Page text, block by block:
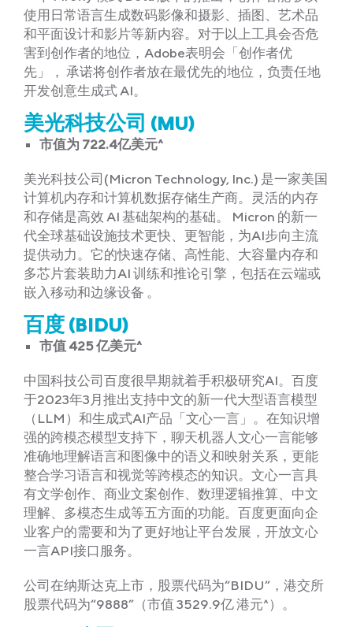
使用日常语言生成数码影像和摄影、插图、艺术品
和平面设计和影片等新内容。对于以上工具会否危
害到创作者的地位，Adobe表明会「创作者优
先」， 承诺将创作者放在最优先的地位，负责任地
开发创意生成式 AI。
美光科技公司 (MU)
市值为 722.4亿美元^
美光科技公司(Micron Technology, Inc.) 是一家美国
计算机内存和计算机数据存储生产商。灵活的内存
和存储是高效 AI 基础架构的基础。 Micron 的新一
代全球基础设施技术更快、更智能，为AI步向主流
提供动力。它的快速存储、高性能、大容量内存和
多芯片套装助力AI 训练和推论引擎，包括在云端或
嵌入移动和边缘设备 。
百度 (BIDU)
市值 425 亿美元^
中国科技公司百度很早期就着手积极研究AI。百度
于2023年3月推出支持中文的新一代大型语言模型
（LLM）和生成式AI产品「文心一言」。在知识增
强的跨模态模型支持下，聊天机器人文心一言能够
准确地理解语言和图像中的语义和映射关系，更能
整合学习语言和视觉等跨模态的知识。文心一言具
有文学创作、商业文案创作、数理逻辑推算、中文
理解、多模态生成等五方面的功能。百度更面向企
业客户的需要和为了更好地让平台发展，开放文心
一言API接口服务。
公司在纳斯达克上市，股票代码为“BIDU”，港交所
股票代码为“9888”（市值 3529.9亿 港元^）。